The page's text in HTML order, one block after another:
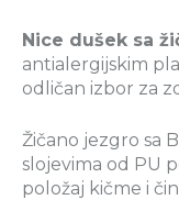
Nice dušek sa
antialergijskim
odličan izbor za
Žičano jezgro sa
slojevima od PU
položaj kičme i